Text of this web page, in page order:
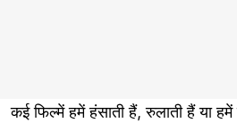
कई फिल्में हमें हंसाती हैं, रुलाती हैं या